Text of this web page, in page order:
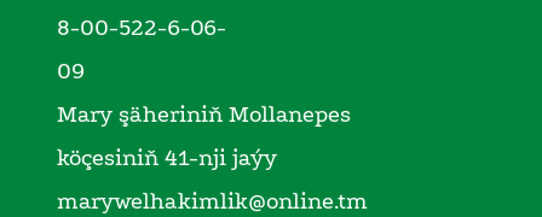
8-00-522-6-06-
09
Mary şäheriniň Mollanepes
köçesiniň 41-nji jaýy
marywelhakimlik@online.tm